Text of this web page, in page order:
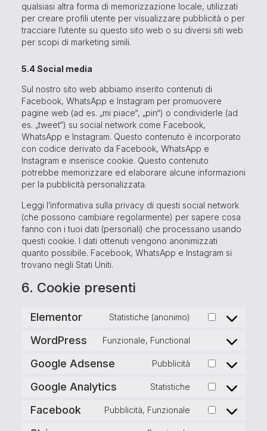
qualsiasi altra forma di memorizzazione locale, utilizzati
per creare profili utente per visualizzare pubblicità o per
tracciare l’utente su questo sito web o su diversi siti web
per scopi di marketing simili.
5.4 Social media
Sul nostro sito web abbiamo inserito contenuti di
Facebook, WhatsApp e Instagram per promuovere
pagine web (ad es. „mi piace“, „pin“) o condividerle (ad
es. „tweet“) su social network come Facebook,
WhatsApp e Instagram. Questo contenuto è incorporato
con codice derivato da Facebook, WhatsApp e
Instagram e inserisce cookie. Questo contenuto
potrebbe memorizzare ed elaborare alcune informazioni
per la pubblicità personalizzata.
Leggi l’informativa sulla privacy di questi social network
(che possono cambiare regolarmente) per sapere cosa
fanno con i tuoi dati (personali) che processano usando
questi cookie. I dati ottenuti vengono anonimizzati
quanto possibile. Facebook, WhatsApp e Instagram si
trovano negli Stati Uniti.
6. Cookie presenti
Elementor Statistiche (anonimo)
WordPress Funzionale, Functional
Google Adsense Pubblicità
Google Analytics Statistiche
Facebook Pubblicità, Funzionale